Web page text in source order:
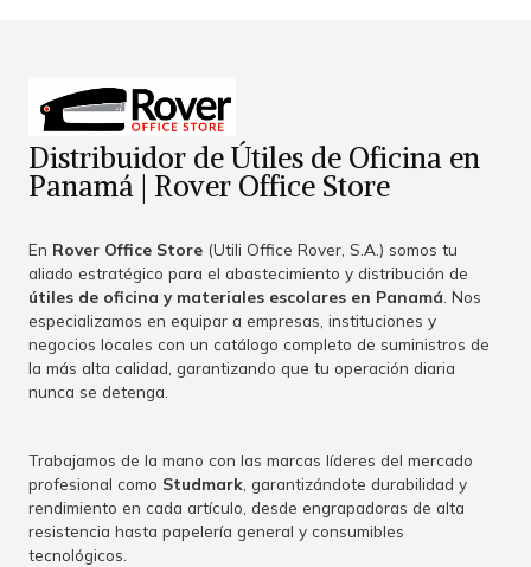
Distribuidor de Útiles de Oficina en
Panamá | Rover Office Store
En Rover Office Store (Utili Office Rover, S.A.) somos tu
aliado estratégico para el abastecimiento y distribución de
útiles de oficina y materiales escolares en Panamá . Nos
especializamos en equipar a empresas, instituciones y
negocios locales con un catálogo completo de suministros de
la más alta calidad, garantizando que tu operación diaria
nunca se detenga.
Trabajamos de la mano con las marcas líderes del mercado
profesional como Studmark , garantizándote durabilidad y
rendimiento en cada artículo, desde engrapadoras de alta
resistencia hasta papelería general y consumibles
tecnológicos.